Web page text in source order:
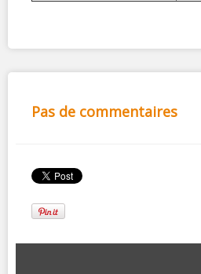
Pas de commentaires